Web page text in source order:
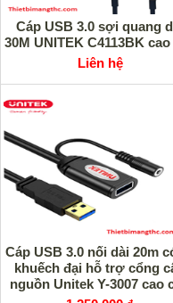
Cáp USB 3.0 sợi quang
30M UNITEK C4113BK
Liên hệ
Cáp USB 3.0 nối dài 20m
khuếch đại hỗ trợ cổng
nguồn Unitek Y-3007 cao